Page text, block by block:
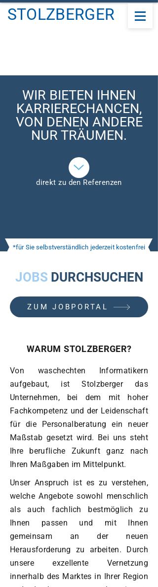
STOLZBERGER
WIR BIETEN IHNEN
KARRIERECHANCEN,
VON DENEN ANDERE
NUR TRÄUMEN.
direkt zu den Referenzen
*für Sie selbstverständlich jederzeit kostenfrei
JOBS DURCHSUCHEN
ZUM JOBPORTAL
WARUM STOLZBERGER?
Von waschechten Informatikern
aufgebaut, ist Stolzberger das
Unternehmen, bei dem mit hoher
Fachkompetenz und der Leidenschaft
für die Personalberatung ein neuer
Maßstab gesetzt wird. Bei uns steht
Ihre berufliche Zukunft ganz nach
Ihren Maßgaben im Mittelpunkt.
Unser Anspruch ist es zu verstehen,
welche Angebote sowohl menschlich
als auch fachlich bestmöglich zu
Ihnen passen und mit Ihnen
gemeinsam an der neuen
Herausforderung zu arbeiten. Durch
unsere exzellente Vernetzung
innerhalb des Marktes in Ihrer Region